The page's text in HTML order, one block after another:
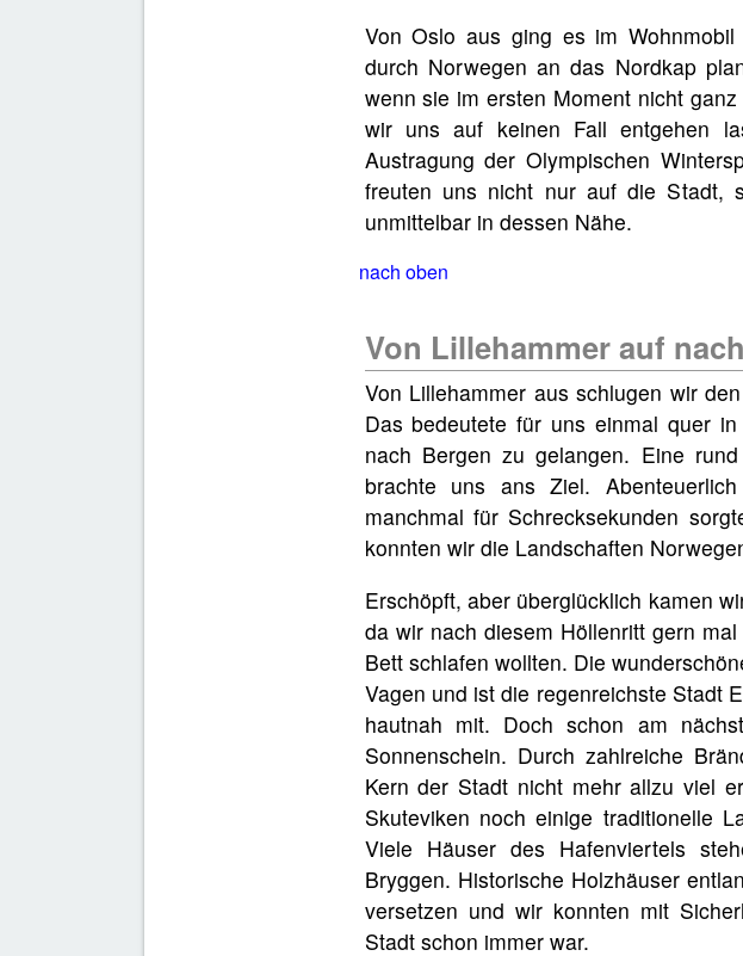
Von Oslo aus ging es im
durch Norwegen an das Nordkap
wenn sie im ersten Moment nicht
wir uns auf keinen Fall entgehen
Austragung der Olympischen
freuten uns nicht nur auf die Stadt,
unmittelbar in dessen Nähe.
nach oben
Von Lillehammer auf
Von Lillehammer aus schlugen wir
Das bedeutete für uns einmal quer
nach Bergen zu gelangen. Eine
brachte uns ans Ziel.
manchmal für Schrecksekunden
konnten wir die Landschaften
Erschöpft, aber überglücklich kamen
da wir nach diesem Höllenritt gern
Bett schlafen wollten. Die
Vagen und ist die regenreichste Stadt
hautnah mit. Doch schon am
Sonnenschein. Durch zahlreiche
Kern der Stadt nicht mehr allzu viel
Skuteviken noch einige traditionelle
Viele Häuser des Hafenviertels
Bryggen. Historische Holzhäuser
versetzen und wir konnten mit
Stadt schon immer war.